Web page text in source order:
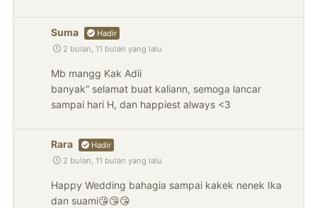
Suma
Hadir
2 bulan, 11 bulan yang lalu
Mb mangg Kak Adii
banyak” selamat buat kaliann, semoga lancar
sampai hari H, dan happiest always <3
Rara
Hadir
2 bulan, 11 bulan yang lalu
Happy Wedding bahagia sampai kakek nenek Ika
dan suami😘😘😘